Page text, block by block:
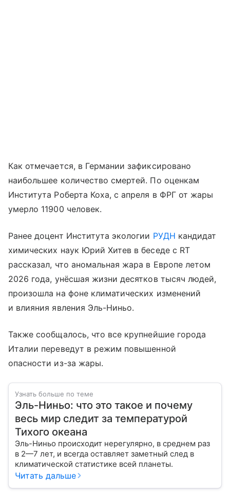
Как отмечается, в Германии зафиксировано
наибольшее количество смертей. По оценкам
Института Роберта Коха, с апреля в ФРГ от жары
умерло 11900 человек.
Ранее доцент Института экологии РУДН кандидат
химических наук Юрий Хитев в беседе с RT
рассказал, что аномальная жара в Европе летом
2026 года, унёсшая жизни десятков тысяч людей,
произошла на фоне климатических изменений
и влияния явления Эль-Ниньо.
Также сообщалось, что все крупнейшие города
Италии переведут в режим повышенной
опасности из-за жары.
Узнать больше по теме
Эль-Ниньо: что это такое и почему
весь мир следит за температурой
Тихого океана
Эль-Ниньо происходит нерегулярно, в среднем раз
в 2—7 лет, и всегда оставляет заметный след в
климатической статистике всей планеты.
Читать дальше